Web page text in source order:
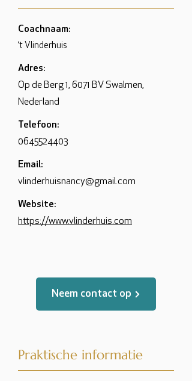
Coachnaam:
‘t Vlinderhuis
Adres:
Op de Berg 1, 6071 BV Swalmen,
Nederland
Telefoon:
0645524403
Email:
vlinderhuisnancy@gmail.com
Website:
https://www.vlinderhuis.com
Neem contact op
Praktische informatie